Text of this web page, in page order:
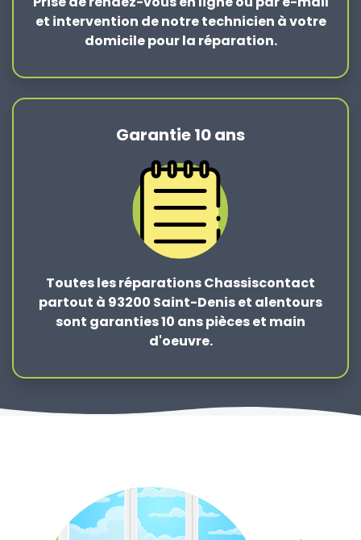
et intervention de notre technicien à votre
domicile pour la réparation.
Garantie 10 ans
Toutes les réparations Chassiscontact
partout à 93200 Saint-Denis et alentours
sont garanties 10 ans pièces et main
d'oeuvre.